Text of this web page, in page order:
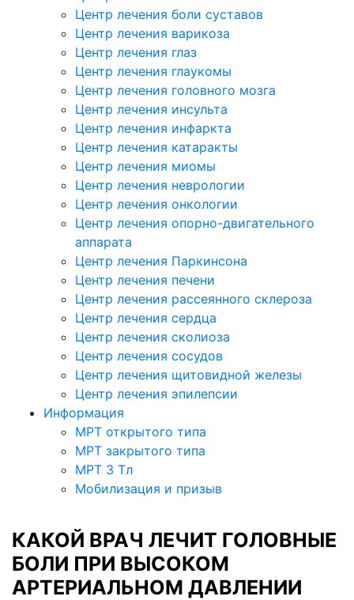
Центр лечения боли суставов
Центр лечения варикоза
Центр лечения глаз
Центр лечения глаукомы
Центр лечения головного мозга
Центр лечения инсульта
Центр лечения инфаркта
Центр лечения катаракты
Центр лечения миомы
Центр лечения неврологии
Центр лечения онкологии
Центр лечения опорно-двигательного
аппарата
Центр лечения Паркинсона
Центр лечения печени
Центр лечения рассеянного склероза
Центр лечения сердца
Центр лечения сколиоза
Центр лечения сосудов
Центр лечения щитовидной железы
Центр лечения эпилепсии
Информация
МРТ открытого типа
МРТ закрытого типа
МРТ 3 Тл
Мобилизация и призыв
КАКОЙ ВРАЧ ЛЕЧИТ ГОЛОВНЫЕ
БОЛИ ПРИ ВЫСОКОМ
АРТЕРИАЛЬНОМ ДАВЛЕНИИ